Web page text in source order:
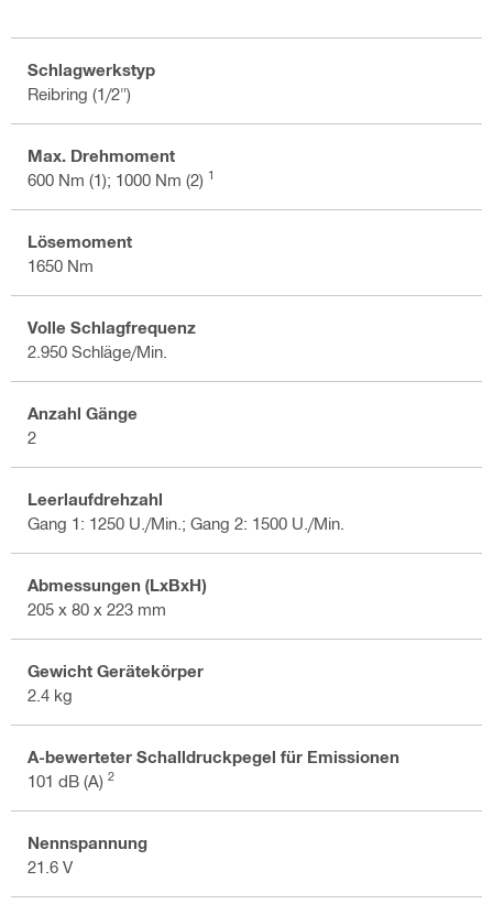
Schlagwerkstyp
Reibring (1/2")
Max. Drehmoment
600 Nm (1); 1000 Nm (2) 1
Lösemoment
1650 Nm
Volle Schlagfrequenz
2.950 Schläge/Min.
Anzahl Gänge
2
Leerlaufdrehzahl
Gang 1: 1250 U./Min.; Gang 2: 1500 U./Min.
Abmessungen (LxBxH)
205 x 80 x 223 mm
Gewicht Gerätekörper
2.4 kg
A-bewerteter Schalldruckpegel für Emissionen
101 dB (A) 2
Nennspannung
21.6 V